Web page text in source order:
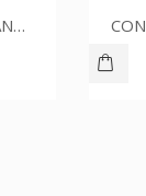
CONTI®V ADVANCE SPZ1587CR